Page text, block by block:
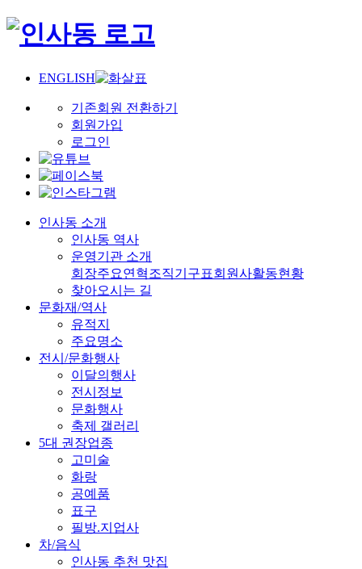
ENGLISH
기존회원 전환하기
회원가입
로그인
인사동 소개
인사동 역사
운영기관 소개
회장주요연혁조직기구표회원사활동현황
찾아오시는 길
문화재/역사
유적지
주요명소
전시/문화행사
이달의행사
전시정보
문화행사
축제 갤러리
5대 권장업종
고미술
화랑
공예품
표구
필방.지업사
차/음식
인사동 추천 맛집